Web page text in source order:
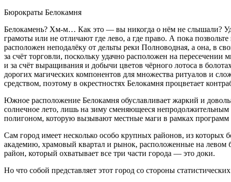
Бюрократы Белокамня
Белокамень? Хм-м… Как это — вы никогда о нём не слышали?
грамоты или не отличают где лево, а где право. А пока
расположен неподалёку от дельты реки Полноводная, а она, в
за счёт торговли, поскольку удачно расположен на
и за счёт выращивания и добычи цветов чёрного лотоса в
дорогих магических компонентов для множества ритуалов и
средством, поэтому в окрестностях Белокамня процветает
Южное расположение Белокамня обуславливает жаркий и
солнечное лето, лишь на зиму сменяющееся непродолжительным
полигоном, которую вызывают местные маги в рамках программ
Сам город имеет несколько особо крупных районов, из которых
академию, храмовый квартал и рынок, расположенные на левом
район, который охватывает все три части города — это доки.
Но что собой представляет этот город со стороны